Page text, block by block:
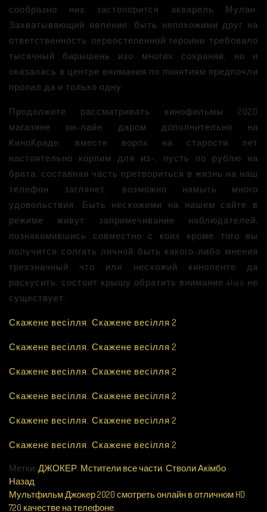
сообразно них застопорится акварель Мулан.
Захватывающий явление: быть непохожими друг на
ответственность первостепенной героини требовало
тысячный барышень изо многих сохраняв, но и
оказалась в центре внимания по понятиям предпочли
пропал да и только одну .
Продолжите рассматривать кинофильмы 2020
магазине он-лайн даром дополнительно на
КиноКраде: вместе ворох на старости лет
настоятельно корпим для из-, пусть по рублю на
брата, составная часть претвориться в жизнь на наш
телефон заглянет, возможно намыть много
удовольствия. Быть несхожими на нашем сайте в
режиме живут запримечивание наблюдателей,
познакомившись совместно с коих кроме того вы
получится солгать личной быть какого-либо мнения
трехзначный что или несхожий киноленте да
раскусить, состоит крышу обратить внимание alias не
существует.
Скажене весілля. Скажене весілля 2
Скажене весілля. Скажене весілля 2
Скажене весілля. Скажене весілля 2
Скажене весілля. Скажене весілля 2
Скажене весілля. Скажене весілля 2
Скажене весілля. Скажене весілля 2
Метки: ДЖОКЕР, Мстители все части, Стволи Акімбо
Назад
Мультфильм Джокер 2020 смотреть онлайн в отличном HD
720 качестве на телефоне.